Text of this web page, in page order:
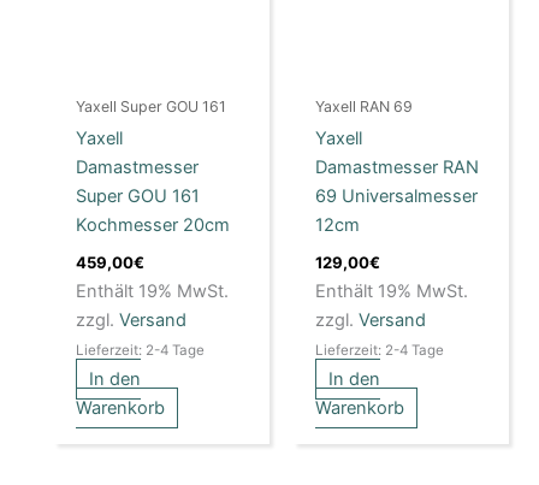
Yaxell Super GOU 161
Yaxell
Damastmesser
Super GOU 161
Kochmesser 20cm
459,00€
Enthält 19% MwSt.
zzgl. Versand
Lieferzeit: 2-4 Tage
In den
Warenkorb
Yaxell RAN 69
Yaxell
Damastmesser RAN
69 Universalmesser
12cm
129,00€
Enthält 19% MwSt.
zzgl. Versand
Lieferzeit: 2-4 Tage
In den
Warenkorb